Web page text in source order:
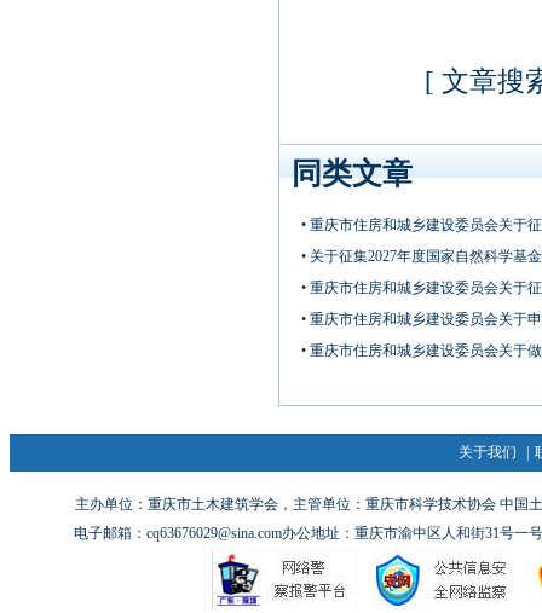
[ 文章搜
同类文章
• 重庆市住房和城乡建设委员会关于
• 关于征集2027年度国家自然科学基
• 重庆市住房和城乡建设委员会关于
• 重庆市住房和城乡建设委员会关于
• 重庆市住房和城乡建设委员会关于
关于我们
主办单位：重庆市土木建筑学会，主管单位：重庆市科学技术协会 中国
电子邮箱：cq63676029@sina.com办公地址：重庆市渝中区人和街31号一